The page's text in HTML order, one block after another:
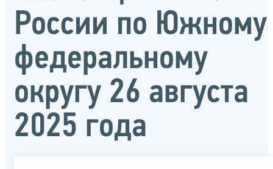
России по Южному
федеральному
округу 26 августа
2025 года